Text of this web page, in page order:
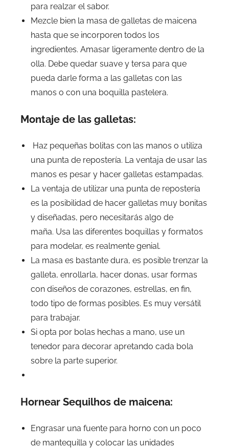
para realzar el sabor.
Mezcle bien la masa de galletas de maicena
hasta que se incorporen todos los
ingredientes. Amasar ligeramente dentro de la
olla. Debe quedar suave y tersa para que
pueda darle forma a las galletas con las
manos o con una boquilla pastelera.
Montaje de las galletas:
Haz pequeñas bolitas con las manos o utiliza
una punta de repostería. La ventaja de usar las
manos es pesar y hacer galletas estampadas.
La ventaja de utilizar una punta de repostería
es la posibilidad de hacer galletas muy bonitas
y diseñadas, pero necesitarás algo de
maña. Usa las diferentes boquillas y formatos
para modelar, es realmente genial.
La masa es bastante dura, es posible trenzar la
galleta, enrollarla, hacer donas, usar formas
con diseños de corazones, estrellas, en fin,
todo tipo de formas posibles. Es muy versátil
para trabajar.
Si opta por bolas hechas a mano, use un
tenedor para decorar apretando cada bola
sobre la parte superior.
Hornear Sequilhos de maicena:
Engrasar una fuente para horno con un poco
de mantequilla y colocar las unidades